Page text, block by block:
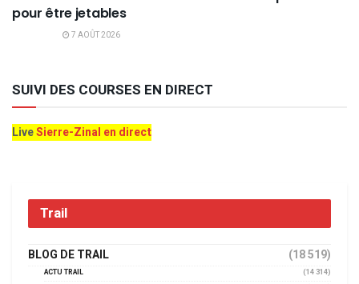
pour être jetables
7 AOÛT 2026
SUIVI DES COURSES EN DIRECT
LiveSierre-Zinal en direct
Trail
BLOG DE TRAIL (18 519)
ACTU TRAIL
(14 314)